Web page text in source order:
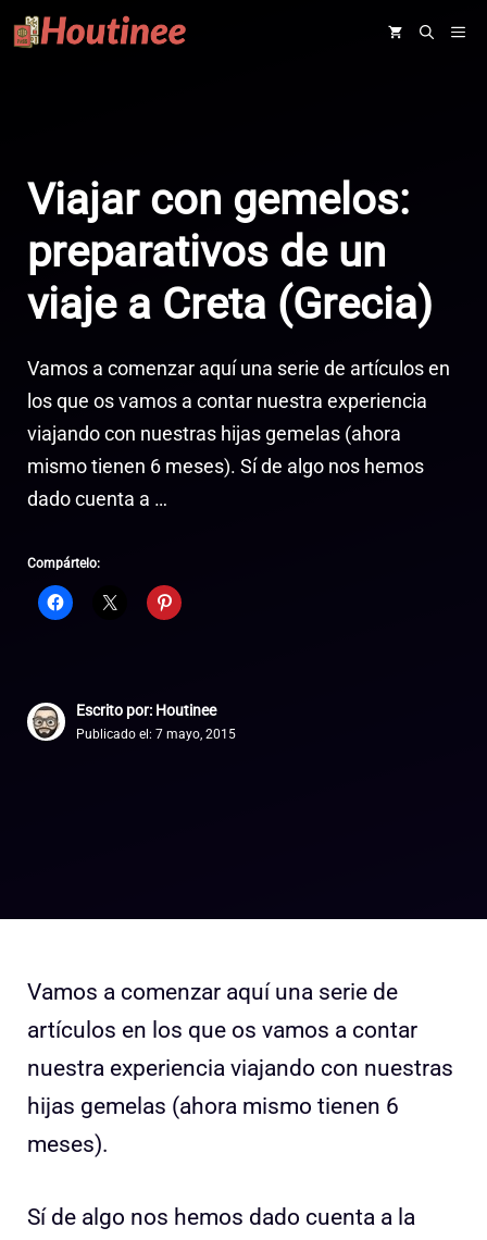
Saltar
al
Viajar con gemelos:
preparativos de un
viaje a Creta (Grecia)
Vamos a comenzar aquí una serie de artículos en
los que os vamos a contar nuestra experiencia
viajando con nuestras hijas gemelas (ahora
mismo tienen 6 meses). Sí de algo nos hemos
dado cuenta a …
Compártelo:
Escrito por: Houtinee
Publicado el: 7 mayo, 2015
Vamos a comenzar aquí una serie de
artículos en los que os vamos a contar
nuestra experiencia viajando con nuestras
hijas gemelas (ahora mismo tienen 6
meses).
Sí de algo nos hemos dado cuenta a la